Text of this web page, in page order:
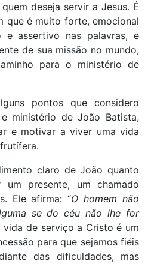
deseja servir a Jesus. É
que é muito forte, emocional
e assertivo nas palavras, e
de sua missão no mundo,
para o ministério de
pontos que considero
ministério de João Batista,
e motivar a viver uma vida
claro de João quanto
presente, um chamado
Ele afirma: “O homem não
se do céu não lhe for
vida de serviço a Cristo é um
para que sejamos fiéis
das dificuldades, mas